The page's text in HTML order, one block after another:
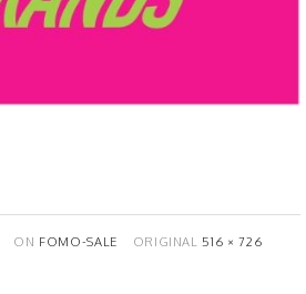
ON FOMO-SALE ORIGINAL516 × 726